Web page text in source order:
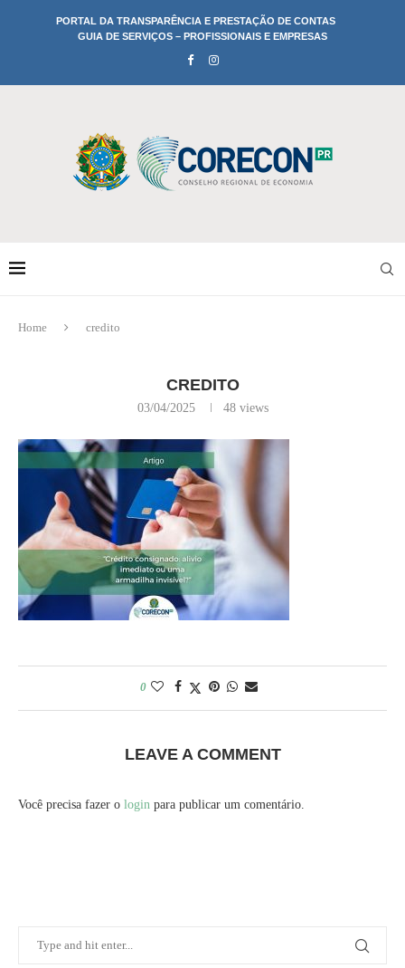
PORTAL DA TRANSPARÊNCIA E PRESTAÇÃO DE CONTAS
GUIA DE SERVIÇOS – PROFISSIONAIS E EMPRESAS
Home credito
CREDITO
03/04/2025 48views
0
LEAVE A COMMENT
Você precisa fazer o login para publicar um comentário.